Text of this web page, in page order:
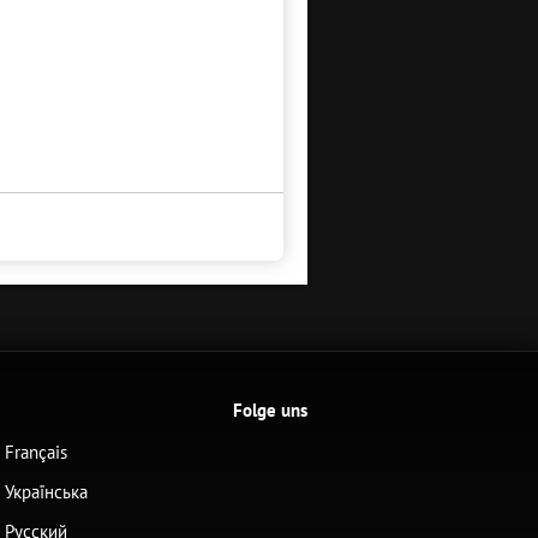
Français
Українська
Русский
Folge uns